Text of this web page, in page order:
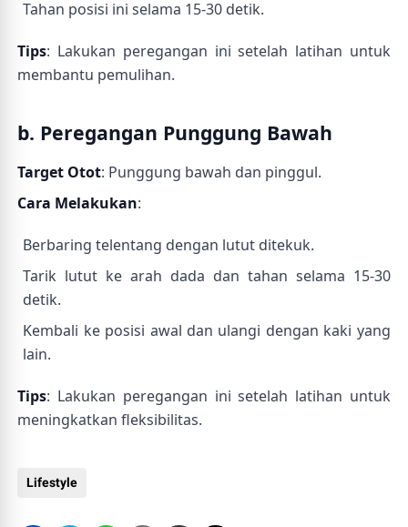
Tahan posisi ini selama 15-30 detik.
Tips: Lakukan peregangan ini setelah latihan untuk
membantu pemulihan.
b. Peregangan Punggung Bawah
Target Otot: Punggung bawah dan pinggul.
Cara Melakukan:
Berbaring telentang dengan lutut ditekuk.
Tarik lutut ke arah dada dan tahan selama 15-30
detik.
Kembali ke posisi awal dan ulangi dengan kaki yang
lain.
Tips: Lakukan peregangan ini setelah latihan untuk
meningkatkan fleksibilitas.
Lifestyle